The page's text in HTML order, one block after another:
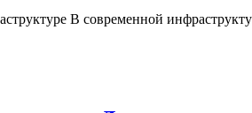
В современной